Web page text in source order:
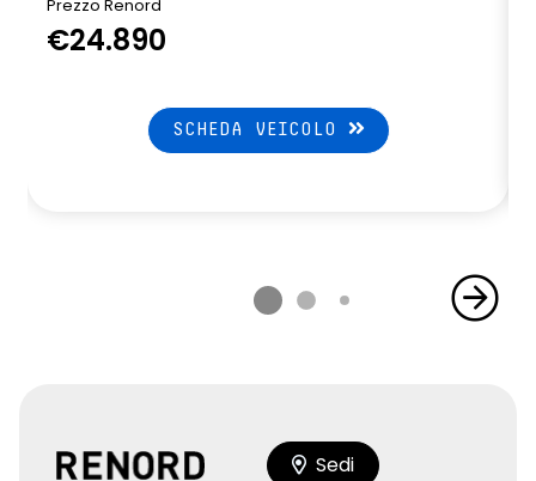
Prezzo Renord
€24.890
SCHEDA VEICOLO
Sedi